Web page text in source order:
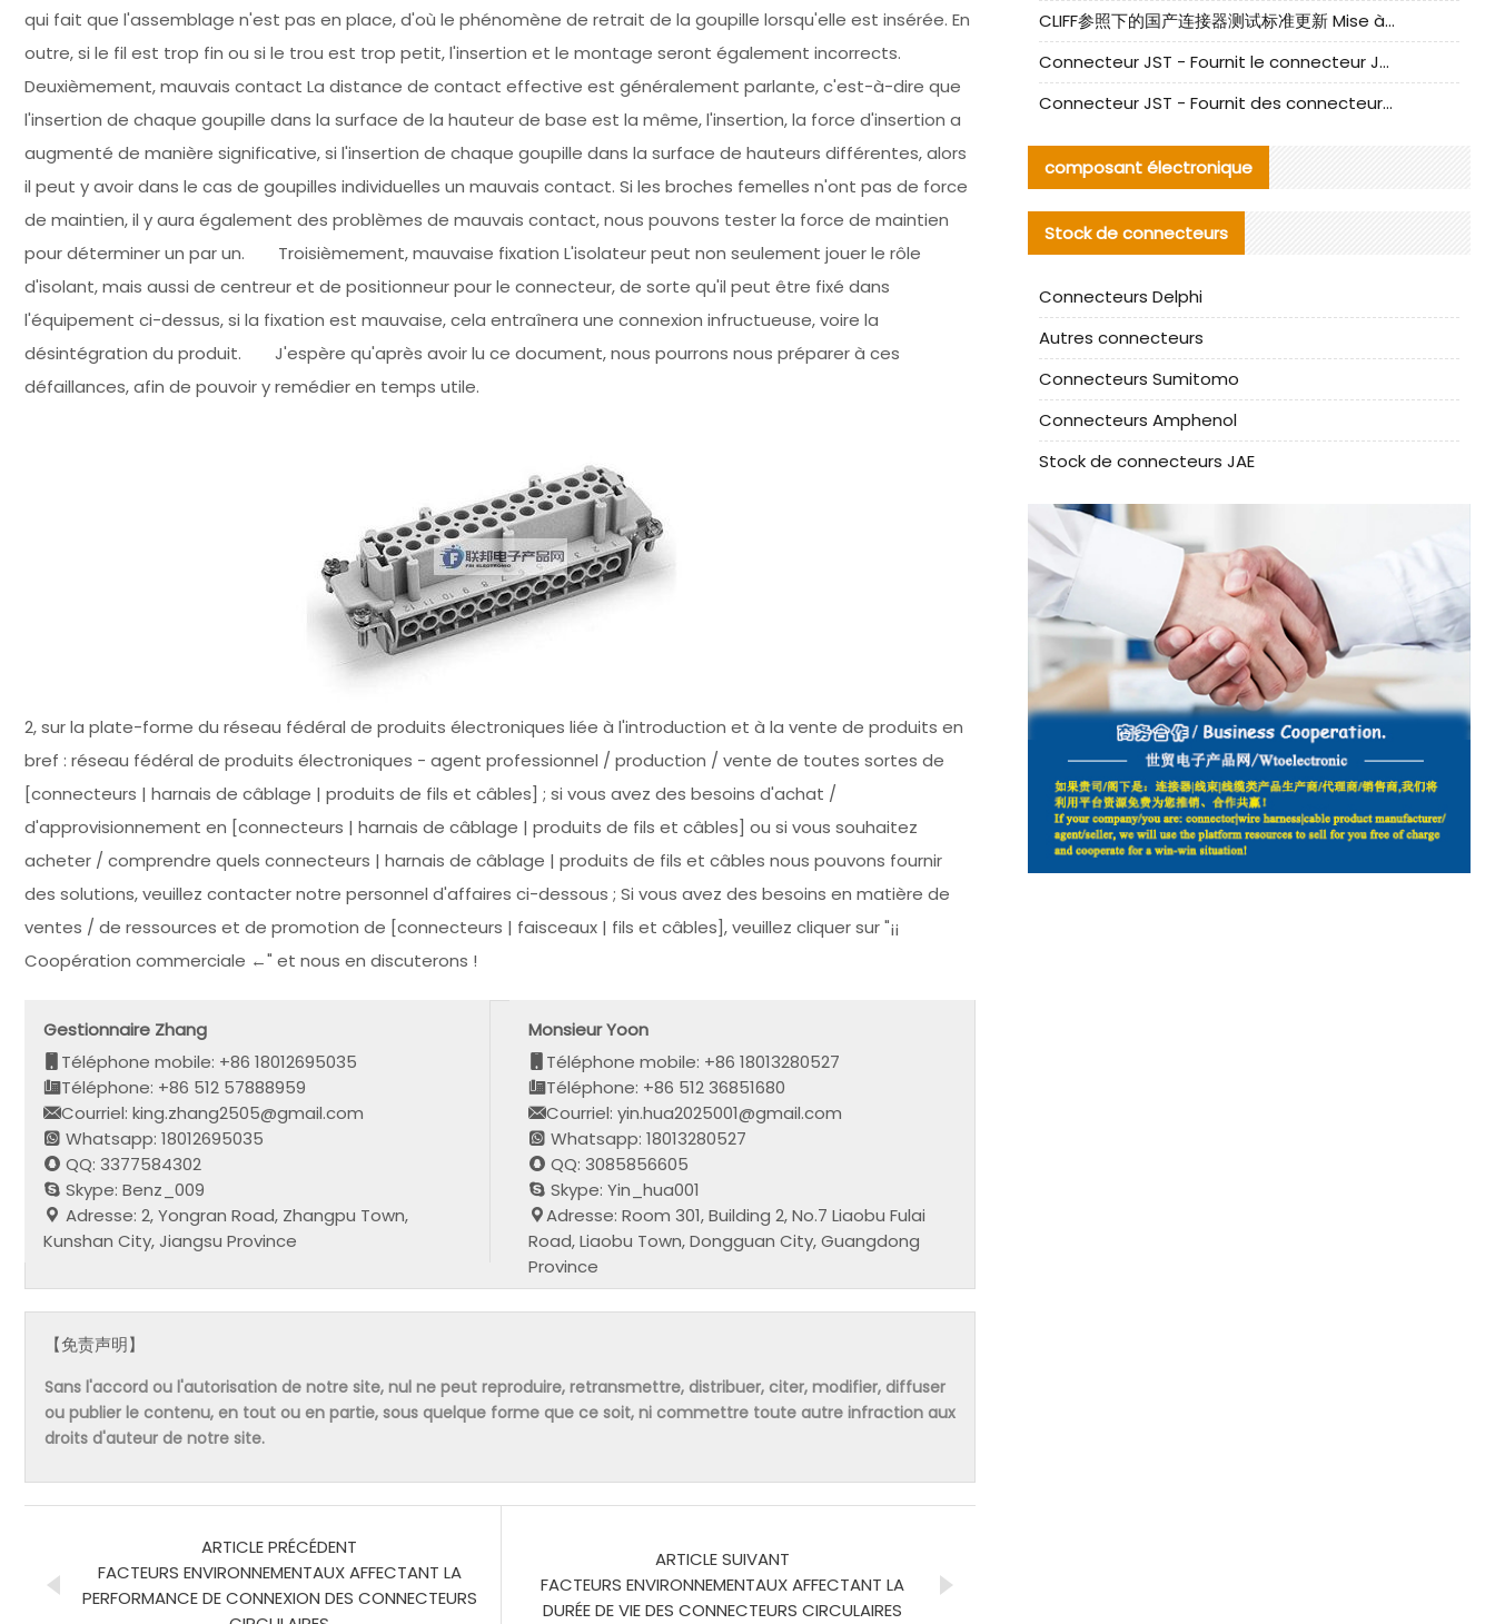
qui fait que l'assemblage n'est pas en place, d'où le phénomène de retrait de la goupille lorsqu'elle est insérée. En
outre, si le fil est trop fin ou si le trou est trop petit, l'insertion et le montage seront également incorrects.
Deuxièmement, mauvais contact La distance de contact effective est généralement parlante, c'est-à-dire que
l'insertion de chaque goupille dans la surface de la hauteur de base est la même, l'insertion, la force d'insertion a
augmenté de manière significative, si l'insertion de chaque goupille dans la surface de hauteurs différentes, alors
il peut y avoir dans le cas de goupilles individuelles un mauvais contact. Si les broches femelles n'ont pas de force
de maintien, il y aura également des problèmes de mauvais contact, nous pouvons tester la force de maintien
pour déterminer un par un. Troisièmement, mauvaise fixation L'isolateur peut non seulement jouer le rôle
d'isolant, mais aussi de centreur et de positionneur pour le connecteur, de sorte qu'il peut être fixé dans
l'équipement ci-dessus, si la fixation est mauvaise, cela entraînera une connexion infructueuse, voire la
désintégration du produit. J'espère qu'après avoir lu ce document, nous pourrons nous préparer à ces
défaillances, afin de pouvoir y remédier en temps utile.
2, sur la plate-forme du réseau fédéral de produits électroniques liée à l'introduction et à la vente de produits en
bref : réseau fédéral de produits électroniques - agent professionnel / production / vente de toutes sortes de
[connecteurs | harnais de câblage | produits de fils et câbles] ; si vous avez des besoins d'achat /
d'approvisionnement en [connecteurs | harnais de câblage | produits de fils et câbles] ou si vous souhaitez
acheter / comprendre quels connecteurs | harnais de câblage | produits de fils et câbles nous pouvons fournir
des solutions, veuillez contacter notre personnel d'affaires ci-dessous ; Si vous avez des besoins en matière de
ventes / de ressources et de promotion de [connecteurs | faisceaux | fils et câbles], veuillez cliquer sur "¡¡
Coopération commerciale ←" et nous en discuterons !
Gestionnaire Zhang
Téléphone mobile: +86 18012695035
Téléphone: +86 512 57888959
Courriel: king.zhang2505@gmail.com
Whatsapp: 18012695035
QQ: 3377584302
Skype: Benz_009
Adresse: 2, Yongran Road, Zhangpu Town,
Kunshan City, Jiangsu Province
Monsieur Yoon
Téléphone mobile: +86 18013280527
Téléphone: +86 512 36851680
Courriel: yin.hua2025001@gmail.com
Whatsapp: 18013280527
QQ: 3085856605
Skype: Yin_hua001
Adresse: Room 301, Building 2, No.7 Liaobu Fulai
Road, Liaobu Town, Dongguan City, Guangdong
Province
【免责声明】
Sans l'accord ou l'autorisation de notre site, nul ne peut reproduire, retransmettre, distribuer, citer, modifier, diffuser
ou publier le contenu, en tout ou en partie, sous quelque forme que ce soit, ni commettre toute autre infraction aux
droits d'auteur de notre site.
ARTICLE PRÉCÉDENT
FACTEURS ENVIRONNEMENTAUX AFFECTANT LA
PERFORMANCE DE CONNEXION DES CONNECTEURS
ARTICLE SUIVANT
FACTEURS ENVIRONNEMENTAUX AFFECTANT LA
DURÉE DE VIE DES CONNECTEURS CIRCULAIRES
CLIFF参照下的国产连接器测试标准更新 Mise à jour des normes de test des connecteurs nationaux sous la référence CLIFF
Connecteur JST - Fournit le connecteur JST NSHR-02V-S original | Équivalent
Connecteur JST - Fournit des connecteurs JST GHR-09V-S authentiques et des produits de remplacement|
composant électronique
Stock de connecteurs
Connecteurs Delphi
Autres connecteurs
Connecteurs Sumitomo
Connecteurs Amphenol
Stock de connecteurs JAE